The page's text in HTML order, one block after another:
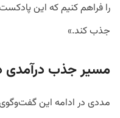
را فراهم کنیم که این
جذب کند.»
مسیر جذب درآمدی
مددی در ادامه این